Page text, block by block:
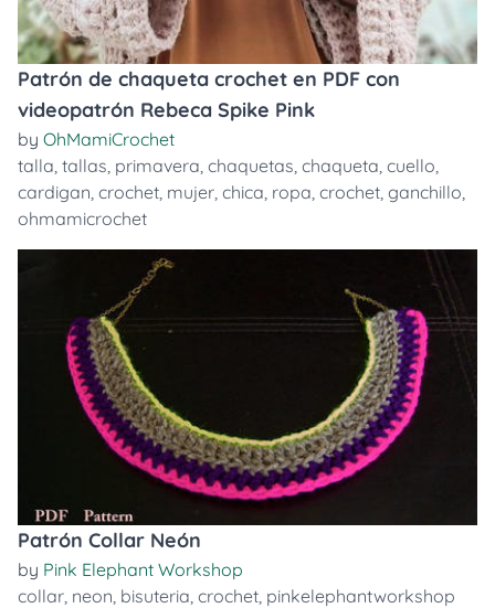
Patrón de chaqueta crochet en PDF con
videopatrón Rebeca Spike Pink
by OhMamiCrochet
talla, tallas, primavera, chaquetas, chaqueta, cuello,
cardigan, crochet, mujer, chica, ropa, crochet, ganchillo,
ohmamicrochet
Patrón Collar Neón
by Pink Elephant Workshop
collar, neon, bisuteria, crochet, pinkelephantworkshop